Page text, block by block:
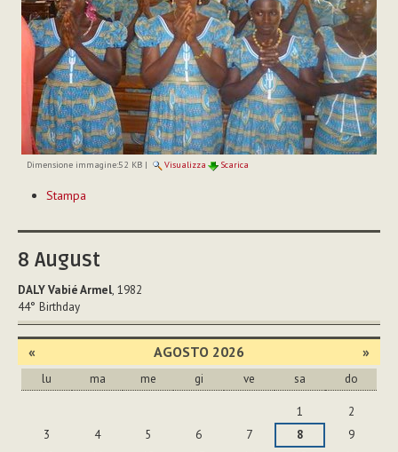
Dimensione immagine:52 KB| Visualizza Scarica
sul
Stampa
8 August
DALY Vabié Armel, 1982
44° Birthday
« AGOSTO 2026 »
lu ma me gi ve sa do
1
2
3
4 5 6 7 8
9